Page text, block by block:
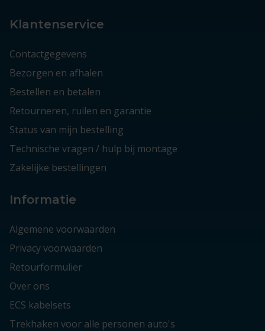
Klantenservice
Contactgegevens
Bezorgen en afhalen
Bestellen en betalen
Retourneren, ruilen en garantie
Status van mijn bestelling
Technische vragen / hulp bij montage
Zakelijke bestellingen
Informatie
Algemene voorwaarden
Privacy voorwaarden
Retourformulier
Over ons
ECS kabelsets
Trekhaken voor alle personen auto's